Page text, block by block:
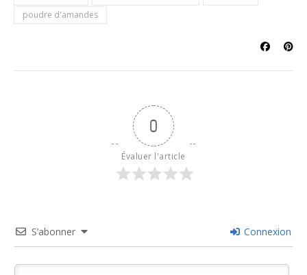
poudre d'amandes
0
Évaluer l'article
S’abonner Connexion